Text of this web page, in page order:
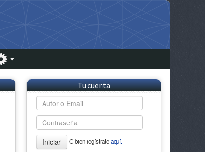
Tu cuenta
Iniciar O bien regístrateaquí.